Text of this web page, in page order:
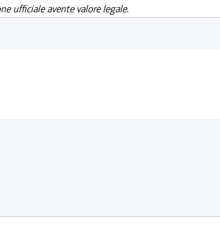
ufficiale avente valore legale.